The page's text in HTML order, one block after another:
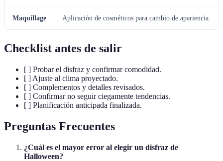
Maquillage Aplicación de cosméticos para cambio de apariencia.
Checklist antes de salir
[ ] Probar el disfraz y confirmar comodidad.
[ ] Ajuste al clima proyectado.
[ ] Complementos y detalles revisados.
[ ] Confirmar no seguir ciegamente tendencias.
[ ] Planificación anticipada finalizada.
Preguntas Frecuentes
¿Cuál es el mayor error al elegir un disfraz de
Halloween?